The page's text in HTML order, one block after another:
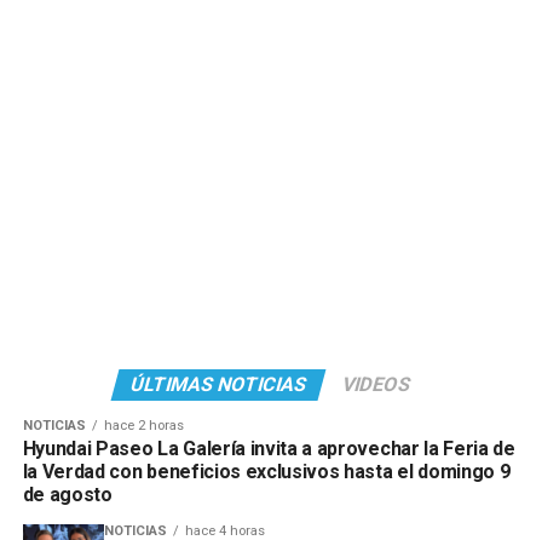
ÚLTIMAS NOTICIAS VIDEOS
NOTICIAS hace 2 horas
Hyundai Paseo La Galería invita a aprovechar la Feria de
la Verdad con beneficios exclusivos hasta el domingo 9
de agosto
NOTICIAS hace 4 horas